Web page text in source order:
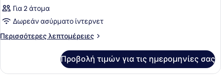
Για 2 άτομα
Δωρεάν ασύρματο ίντερνετ
Περισσότερες λεπτομέρειες
Περισσότερες
Προβολή τιμών για τις ημερομηνίες σας